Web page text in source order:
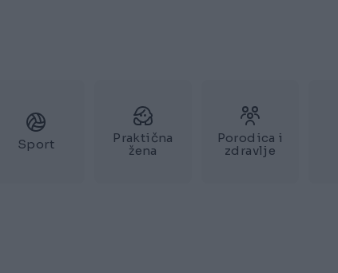
Sport
Praktična
žena
Porodica i
zdravlje